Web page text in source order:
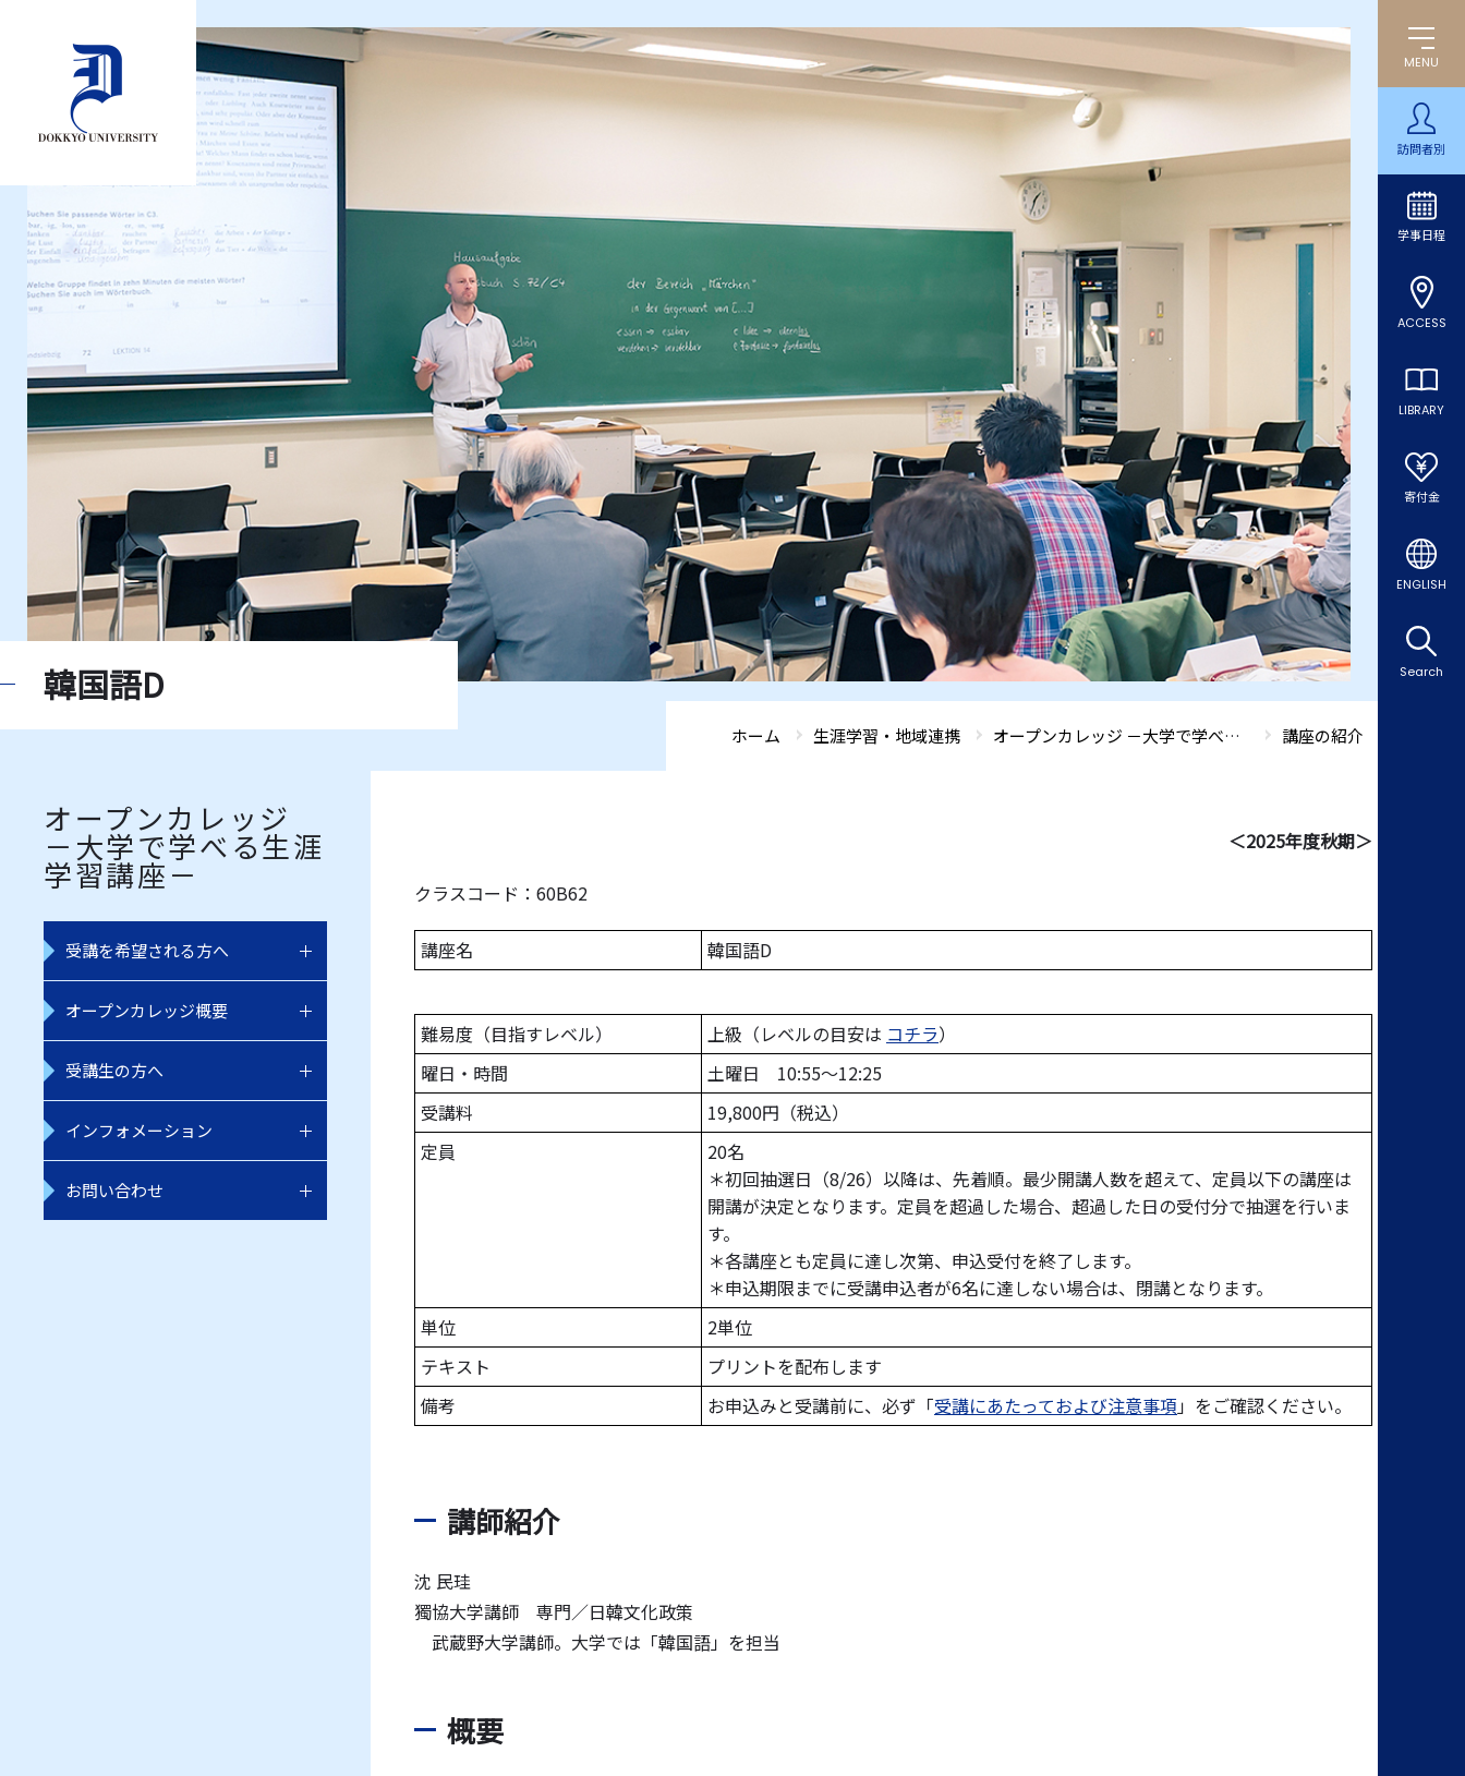
MENU
訪問者別
学事日程
ACCESS
LIBRARY
寄付金
ENGLISH
Search
韓国語D
ホーム 生涯学習・地域連携 オープンカレッジ －大学で学べる生涯学習講座－ 講座の紹介
オープンカレッジ
－大学で学べる生涯
学習講座－
受講を希望される方へ
オープンカレッジ概要
受講生の方へ
インフォメーション
お問い合わせ
＜2025年度秋期＞
クラスコード：60B62
講座名 韓国語D
難易度（目指すレベル） 上級（レベルの目安は コチラ）
曜日・時間
土曜日 10:55～12:25
受講料
19,800円（税込）
定員
20名
＊初回抽選日（8/26）以降は、先着順。最少開講人数を超えて、定員以下の講座は
開講が決定となります。定員を超過した場合、超過した日の受付分で抽選を行いま
す。
＊各講座とも定員に達し次第、申込受付を終了します。
＊申込期限までに受講申込者が6名に達しない場合は、閉講となります。
単位
2単位
テキスト
プリントを配布します
備考
お申込みと受講前に、必ず「受講にあたっておよび注意事項」をご確認ください。
講師紹介
沈 民珪
獨協大学講師 専門／日韓文化政策
武蔵野大学講師。大学では「韓国語」を担当
概要